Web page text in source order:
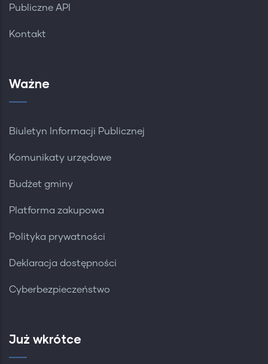
Publiczne API
Kontakt
Ważne
Biuletyn Informacji Publicznej
Komunikaty urzędowe
Budżet gminy
Platforma zakupowa
Polityka prywatności
Deklaracja dostępności
Cyberbezpieczeństwo
Już wkrótce